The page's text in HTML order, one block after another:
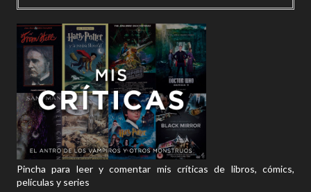
Pincha para leer y comentar mis críticas de libros, cómics,
películas y series